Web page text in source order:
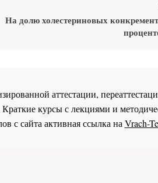
На долю холестериновых
аттестации,
курсы с лекциями и
с сайта активная ссылка на Vrach-